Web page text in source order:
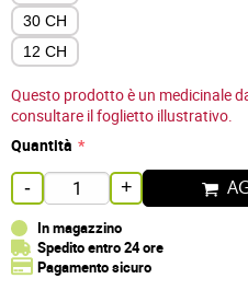
30 CH
12 CH
Questo prodotto è un medicinale
consultare il foglietto illustrativo.
Quantità
- +
In magazzino
Spedito entro 24 ore
Pagamento sicuro